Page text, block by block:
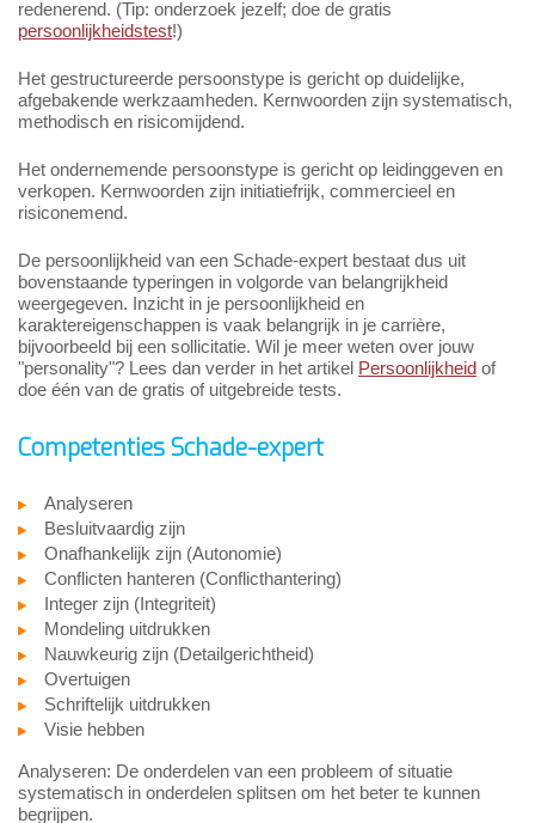
redenerend. (Tip: onderzoek jezelf; doe de gratis
persoonlijkheidstest!)
Het gestructureerde persoonstype is gericht op duidelijke,
afgebakende werkzaamheden. Kernwoorden zijn systematisch,
methodisch en risicomijdend.
Het ondernemende persoonstype is gericht op leidinggeven en
verkopen. Kernwoorden zijn initiatiefrijk, commercieel en
risiconemend.
De persoonlijkheid van een Schade-expert bestaat dus uit
bovenstaande typeringen in volgorde van belangrijkheid
weergegeven. Inzicht in je persoonlijkheid en
karaktereigenschappen is vaak belangrijk in je carrière,
bijvoorbeeld bij een sollicitatie. Wil je meer weten over jouw
"personality"? Lees dan verder in het artikel Persoonlijkheid of
doe één van de gratis of uitgebreide tests.
Competenties Schade-expert
Analyseren
Besluitvaardig zijn
Onafhankelijk zijn (Autonomie)
Conflicten hanteren (Conflicthantering)
Integer zijn (Integriteit)
Mondeling uitdrukken
Nauwkeurig zijn (Detailgerichtheid)
Overtuigen
Schriftelijk uitdrukken
Visie hebben
Analyseren: De onderdelen van een probleem of situatie
systematisch in onderdelen splitsen om het beter te kunnen
begrijpen.